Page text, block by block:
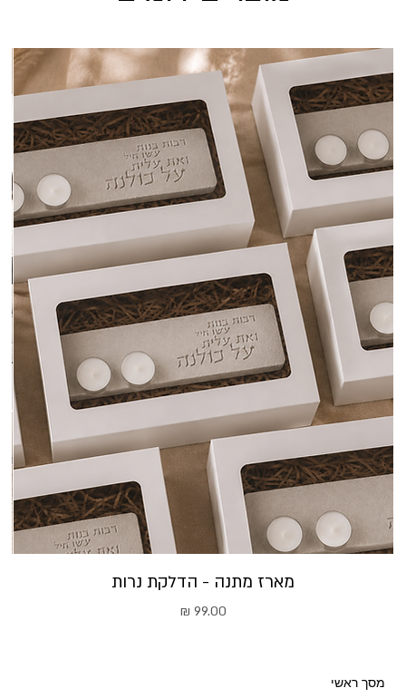
מארז מתנה - הדלקת נרות
מחיר
מסך ראשי